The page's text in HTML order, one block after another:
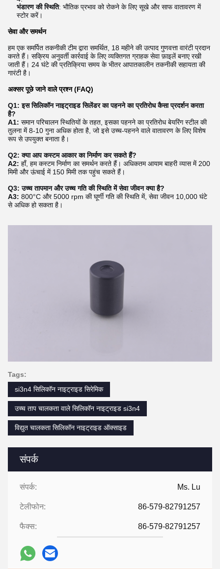
संपर्क
संपर्क: Ms. Lu
टेलीफोन: 86-579-82791257
फैक्स: 86-579-82791257
भंडारण की स्थिति: भौतिक प्रभाव को रोकने के लिए सूखे और साफ वातावरण में
स्टोर करें।
सेवा और समर्थन
हम एक समर्पित तकनीकी टीम द्वारा समर्थित, 18 महीने की उत्पाद गुणवत्ता वारंटी प्रदान
करते हैं। सक्रिय अनुवर्ती कार्रवाई के लिए व्यक्तिगत ग्राहक सेवा फ़ाइलें बनाए रखी
जाती हैं। 24 घंटे की प्रतिक्रिया समय के भीतर आपातकालीन तकनीकी सहायता की
गारंटी है।
अक्सर पूछे जाने वाले प्रश्न (FAQ)
Q1: इस सिलिकॉन नाइट्राइड सिलेंडर का पहनने का प्रतिरोध कैसा प्रदर्शन करता
है?
A1: समान परिचालन स्थितियों के तहत, इसका पहनने का प्रतिरोध बेयरिंग स्टील की
तुलना में 8-10 गुना अधिक होता है, जो इसे उच्च-पहनने वाले वातावरण के लिए विशेष
रूप से उपयुक्त बनाता है।
Q2: क्या आप कस्टम आकार का निर्माण कर सकते हैं?
A2: हाँ, हम कस्टम निर्माण का समर्थन करते हैं। अधिकतम आयाम बाहरी व्यास में 200
मिमी और ऊंचाई में 150 मिमी तक पहुंच सकते हैं।
Q3: उच्च तापमान और उच्च गति की स्थिति में सेवा जीवन क्या है?
A3: 800°C और 5000 rpm की घूर्णी गति की स्थिति में, सेवा जीवन 10,000 घंटे
से अधिक हो सकता है।
Tags:
si3n4 सिलिकॉन नाइट्राइड सिरेमिक
उच्च ताप चालकता वाले सिलिकॉन नाइट्राइड si3n4
विद्युत चालकता सिलिकॉन नाइट्राइड ऑक्साइड